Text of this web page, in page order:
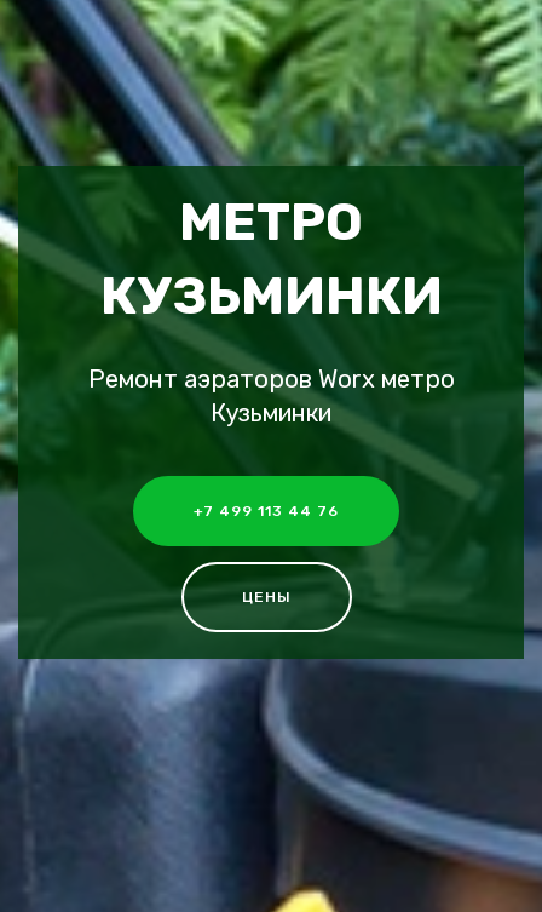
МЕТРО
КУЗЬМИНКИ
Ремонт аэраторов Worx метро
Кузьминки
+7 499 113 44 76
ЦЕНЫ